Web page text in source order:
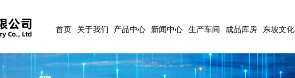
首页 关于我们 产品中心 新闻中心 生产车间 成品库房 东坡文化